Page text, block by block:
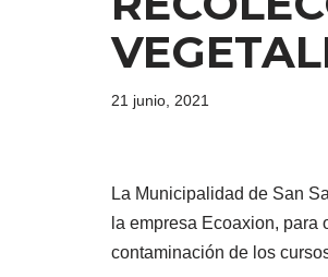
21 junio, 2021
La Municipalidad de San
la empresa Ecoaxion,
contaminación de los